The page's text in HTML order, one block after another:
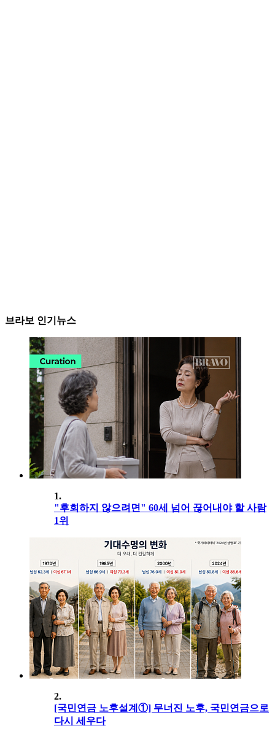
브라보 인기뉴스
1.
"후회하지 않으려면" 60세 넘어 끊어내야 할 사람
1위
2.
[국민연금 노후설계①] 무너진 노후, 국민연금으로
다시 세우다